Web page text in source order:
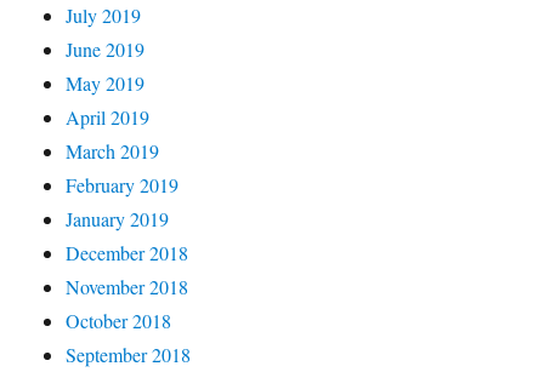
July 2019
June 2019
May 2019
April 2019
March 2019
February 2019
January 2019
December 2018
November 2018
October 2018
September 2018